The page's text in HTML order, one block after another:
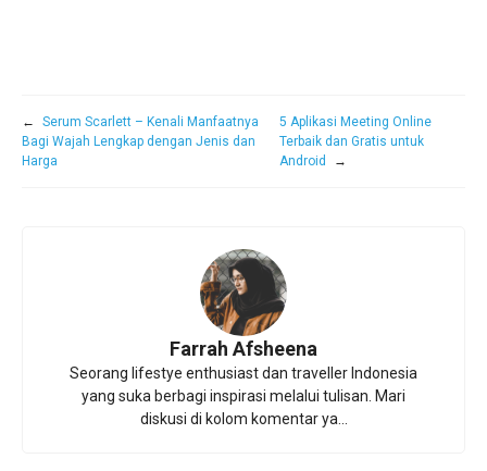
←
Serum Scarlett – Kenali Manfaatnya
Bagi Wajah Lengkap dengan Jenis dan
Harga
5 Aplikasi Meeting Online
Terbaik dan Gratis untuk
Android
→
Farrah Afsheena
Seorang lifestye enthusiast dan traveller Indonesia
yang suka berbagi inspirasi melalui tulisan. Mari
diskusi di kolom komentar ya...